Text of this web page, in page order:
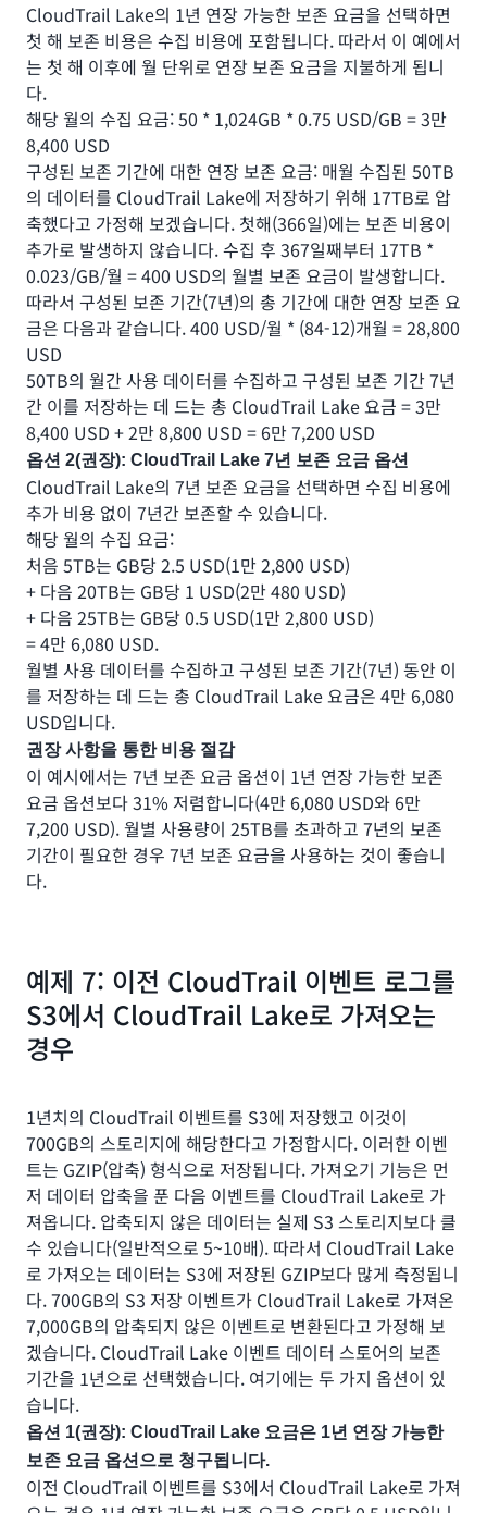
CloudTrail Lake의 1년 연장 가능한 보존 요금을 선택하면
첫 해 보존 비용은 수집 비용에 포함됩니다. 따라서 이 예에서
는 첫 해 이후에 월 단위로 연장 보존 요금을 지불하게 됩니
다.
해당 월의 수집 요금: 50 * 1,024GB * 0.75 USD/GB = 3만
8,400 USD
구성된 보존 기간에 대한 연장 보존 요금: 매월 수집된 50TB
의 데이터를 CloudTrail Lake에 저장하기 위해 17TB로 압
축했다고 가정해 보겠습니다. 첫해(366일)에는 보존 비용이
추가로 발생하지 않습니다. 수집 후 367일째부터 17TB *
0.023/GB/월 = 400 USD의 월별 보존 요금이 발생합니다.
따라서 구성된 보존 기간(7년)의 총 기간에 대한 연장 보존 요
금은 다음과 같습니다. 400 USD/월 * (84-12)개월 = 28,800
USD
50TB의 월간 사용 데이터를 수집하고 구성된 보존 기간 7년
간 이를 저장하는 데 드는 총 CloudTrail Lake 요금 = 3만
8,400 USD + 2만 8,800 USD = 6만 7,200 USD
옵션 2(권장): CloudTrail Lake 7년 보존 요금 옵션
CloudTrail Lake의 7년 보존 요금을 선택하면 수집 비용에
추가 비용 없이 7년간 보존할 수 있습니다.
해당 월의 수집 요금:
처음 5TB는 GB당 2.5 USD(1만 2,800 USD)
+ 다음 20TB는 GB당 1 USD(2만 480 USD)
+ 다음 25TB는 GB당 0.5 USD(1만 2,800 USD)
= 4만 6,080 USD.
월별 사용 데이터를 수집하고 구성된 보존 기간(7년) 동안 이
를 저장하는 데 드는 총 CloudTrail Lake 요금은 4만 6,080
USD입니다.
권장 사항을 통한 비용 절감
이 예시에서는 7년 보존 요금 옵션이 1년 연장 가능한 보존
요금 옵션보다 31% 저렴합니다(4만 6,080 USD와 6만
7,200 USD). 월별 사용량이 25TB를 초과하고 7년의 보존
기간이 필요한 경우 7년 보존 요금을 사용하는 것이 좋습니
다.
예제 7: 이전 CloudTrail 이벤트 로그를
S3에서 CloudTrail Lake로 가져오는
경우
1년치의 CloudTrail 이벤트를 S3에 저장했고 이것이
700GB의 스토리지에 해당한다고 가정합시다. 이러한 이벤
트는 GZIP(압축) 형식으로 저장됩니다. 가져오기 기능은 먼
저 데이터 압축을 푼 다음 이벤트를 CloudTrail Lake로 가
져옵니다. 압축되지 않은 데이터는 실제 S3 스토리지보다 클
수 있습니다(일반적으로 5~10배). 따라서 CloudTrail Lake
로 가져오는 데이터는 S3에 저장된 GZIP보다 많게 측정됩니
다. 700GB의 S3 저장 이벤트가 CloudTrail Lake로 가져온
7,000GB의 압축되지 않은 이벤트로 변환된다고 가정해 보
겠습니다. CloudTrail Lake 이벤트 데이터 스토어의 보존
기간을 1년으로 선택했습니다. 여기에는 두 가지 옵션이 있
습니다.
옵션 1(권장): CloudTrail Lake 요금은 1년 연장 가능한
보존 요금 옵션으로 청구됩니다.
이전 CloudTrail 이벤트를 S3에서 CloudTrail Lake로 가져